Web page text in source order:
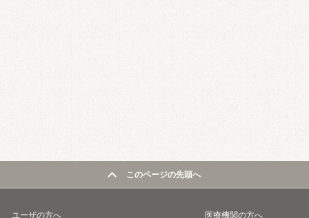
このページの先頭へ
ユーザの方へ 医療機関の方へ